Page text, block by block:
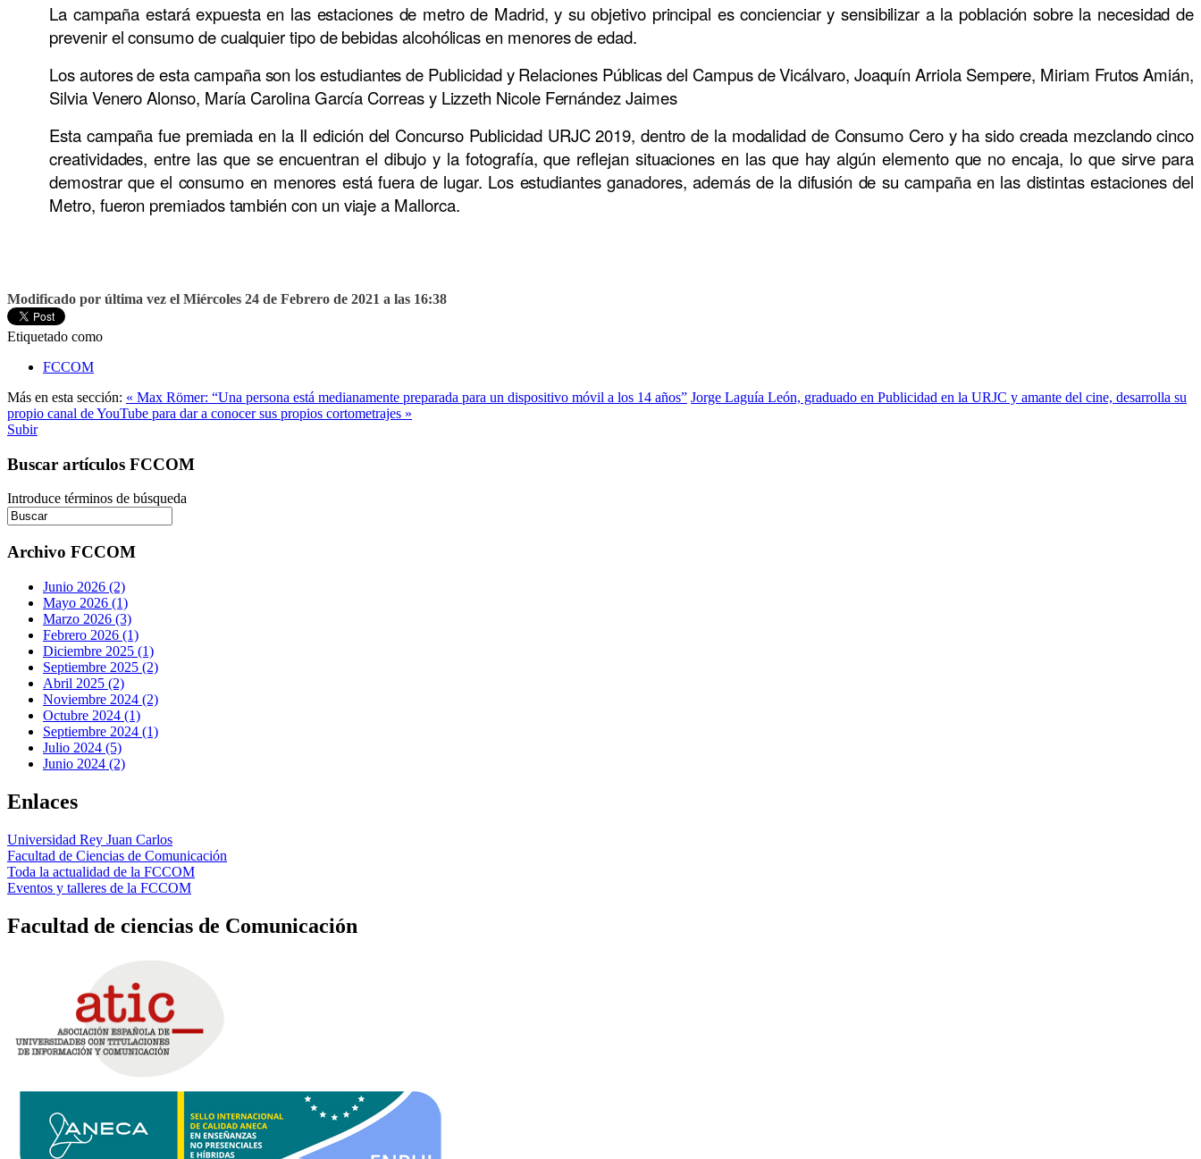
La campaña estará expuesta en las estaciones de metro de Madrid, y su objetivo principal es concienciar y sensibilizar a la población sobre la necesidad de
prevenir el consumo de cualquier tipo de bebidas alcohólicas en menores de edad.
Los autores de esta campaña son los estudiantes de Publicidad y Relaciones Públicas del Campus de Vicálvaro, Joaquín Arriola Sempere, Miriam Frutos Amián,
Silvia Venero Alonso, María Carolina García Correas y Lizzeth Nicole Fernández Jaimes
Esta campaña fue premiada en la II edición del Concurso Publicidad URJC 2019, dentro de la modalidad de Consumo Cero y ha sido creada mezclando cinco
creatividades, entre las que se encuentran el dibujo y la fotografía, que reflejan situaciones en las que hay algún elemento que no encaja, lo que sirve para
demostrar que el consumo en menores está fuera de lugar. Los estudiantes ganadores, además de la difusión de su campaña en las distintas estaciones del
Metro, fueron premiados también con un viaje a Mallorca.
Modificado por última vez el Miércoles 24 de Febrero de 2021 a las 16:38
Etiquetado como
FCCOM
Más en esta sección: « Max Römer: “Una persona está medianamente preparada para un dispositivo móvil a los 14 años” Jorge Laguía León, graduado en Publicidad en la URJC y amante del cine, desarrolla su
propio canal de YouTube para dar a conocer sus propios cortometrajes »
Subir
Buscar artículos FCCOM
Introduce términos de búsqueda
Archivo FCCOM
Junio 2026 (2)
Mayo 2026 (1)
Marzo 2026 (3)
Febrero 2026 (1)
Diciembre 2025 (1)
Septiembre 2025 (2)
Abril 2025 (2)
Noviembre 2024 (2)
Octubre 2024 (1)
Septiembre 2024 (1)
Julio 2024 (5)
Junio 2024 (2)
Enlaces
Universidad Rey Juan Carlos
Facultad de Ciencias de Comunicación
Toda la actualidad de la FCCOM
Eventos y talleres de la FCCOM
Facultad de ciencias de Comunicación